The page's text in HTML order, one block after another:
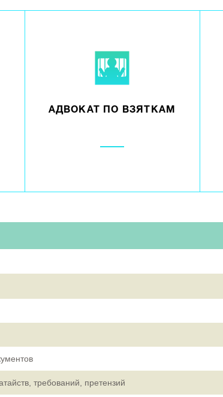
АДВОКАТ ПО ВЗЯТКАМ
требований, претензий